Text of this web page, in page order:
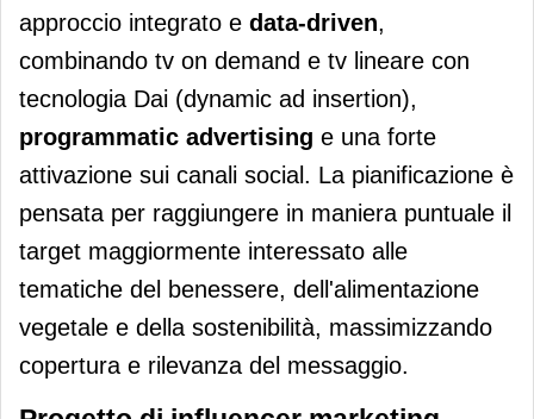
approccio integrato e data-driven,
combinando tv on demand e tv lineare con
tecnologia Dai (dynamic ad insertion),
programmatic advertising e una forte
attivazione sui canali social. La pianificazione è
pensata per raggiungere in maniera puntuale il
target maggiormente interessato alle
tematiche del benessere, dell'alimentazione
vegetale e della sostenibilità, massimizzando
copertura e rilevanza del messaggio.